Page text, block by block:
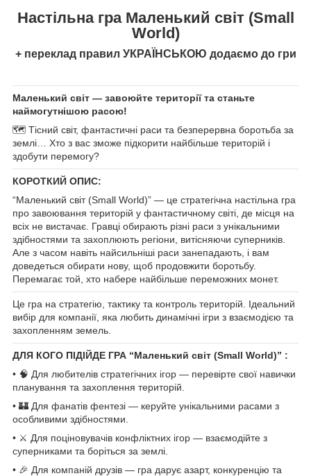
Настільна гра Маленький світ (Small
World)
+ переклад правил УКРАЇНСЬКОЮ додаємо до гри
Маленький світ — завоюйте території та станьте
наймогутнішою расою!
🗺️ Тісний світ, фантастичні раси та безперервна боротьба за
землі… Хто з вас зможе підкорити найбільше територій і
здобути перемогу?
КОРОТКИЙ ОПИС:
“Маленький світ (Small World)” — це стратегічна настільна гра
про завоювання територій у фантастичному світі, де місця на
всіх не вистачає. Гравці обирають різні раси з унікальними
здібностями та захоплюють регіони, витісняючи суперників.
Але з часом навіть найсильніші раси занепадають, і вам
доведеться обирати нову, щоб продовжити боротьбу.
Перемагає той, хто набере найбільше переможних монет.
Це гра на стратегію, тактику та контроль територій. Ідеальний
вибір для компанії, яка любить динамічні ігри з взаємодією та
захопленням земель.
ДЛЯ КОГО ПІДІЙДЕ ГРА “Маленький світ (Small World)” :
• 🧠 Для любителів стратегічних ігор — перевірте свої навички
планування та захоплення територій.
• 🏰 Для фанатів фентезі — керуйте унікальними расами з
особливими здібностями.
• ⚔️ Для поціновувачів конфліктних ігор — взаємодійте з
суперниками та боріться за землі.
• 🎉 Для компаній друзів — гра дарує азарт, конкуренцію та